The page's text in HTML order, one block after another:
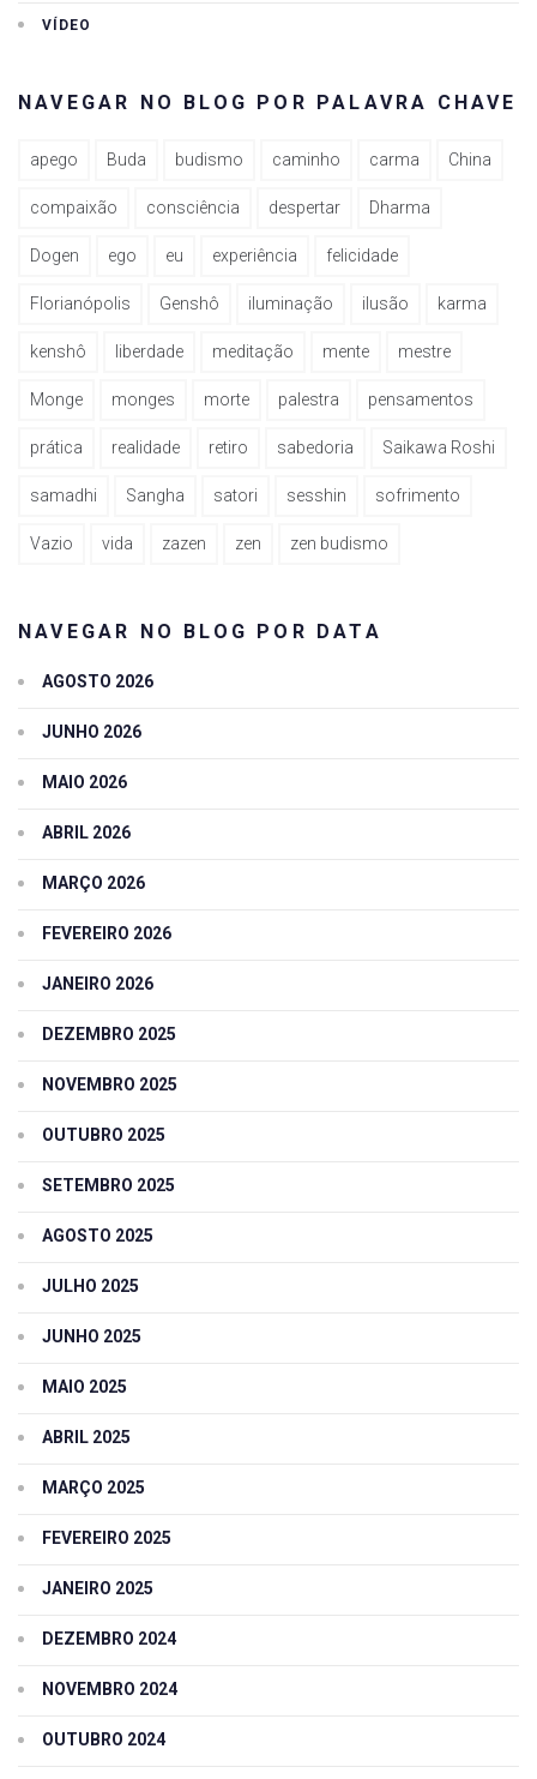
VÍDEO
NAVEGAR NO BLOG POR PALAVRA CHAVE
apego Buda budismo caminho carma China
compaixão consciência despertar Dharma
Dogen ego eu experiência felicidade
Florianópolis Genshô iluminação ilusão karma
kenshô liberdade meditação mente mestre
Monge monges morte palestra pensamentos
prática realidade retiro sabedoria Saikawa Roshi
samadhi Sangha satori sesshin sofrimento
Vazio vida zazen zen zen budismo
NAVEGAR NO BLOG POR DATA
AGOSTO 2026
JUNHO 2026
MAIO 2026
ABRIL 2026
MARÇO 2026
FEVEREIRO 2026
JANEIRO 2026
DEZEMBRO 2025
NOVEMBRO 2025
OUTUBRO 2025
SETEMBRO 2025
AGOSTO 2025
JULHO 2025
JUNHO 2025
MAIO 2025
ABRIL 2025
MARÇO 2025
FEVEREIRO 2025
JANEIRO 2025
DEZEMBRO 2024
NOVEMBRO 2024
OUTUBRO 2024